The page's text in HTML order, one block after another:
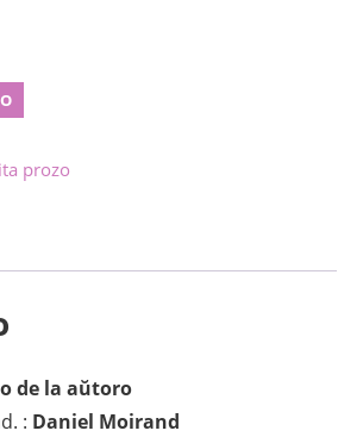
prozo
de la aŭtoro
: Daniel Moirand